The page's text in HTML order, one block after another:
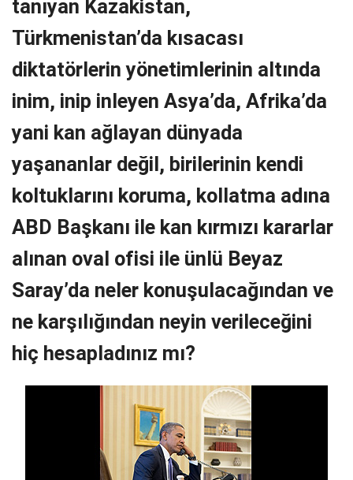
tanıyan Kazakistan,
Türkmenistan’da kısacası
diktatörlerin yönetimlerinin altında
inim, inip inleyen Asya’da, Afrika’da
yani kan ağlayan dünyada
yaşananlar değil, birilerinin kendi
koltuklarını koruma, kollatma adına
ABD Başkanı ile kan kırmızı kararlar
alınan oval ofisi ile ünlü Beyaz
Saray’da neler konuşulacağından ve
ne karşılığından neyin verileceğini
hiç hesapladınız mı?